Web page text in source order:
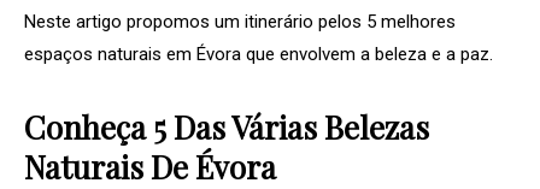
Neste artigo propomos um itinerário pelos 5 melhores
espaços naturais em Évora que envolvem a beleza e a paz.
Conheça 5 Das Várias Belezas
Naturais De Évora